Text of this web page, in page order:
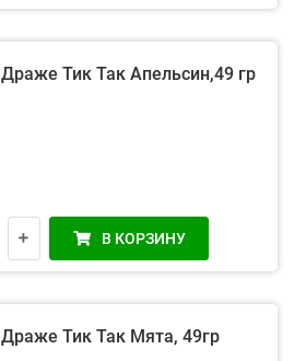
Драже Тик Так Апельсин,49 гр
В КОРЗИНУ
Драже Тик Так Мята, 49гр